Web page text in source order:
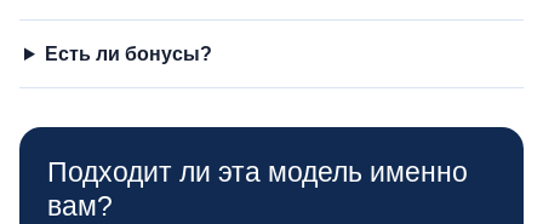
Есть ли бонусы?
Подходит ли эта модель именно
вам?